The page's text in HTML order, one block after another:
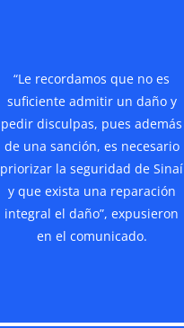
“Le recordamos que no es
suficiente admitir un daño y
pedir disculpas, pues además
de una sanción, es necesario
priorizar la seguridad de Sinaí
y que exista una reparación
integral el daño”, expusieron
en el comunicado.